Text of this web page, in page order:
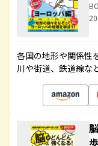
各国の地形や関係性
川や街道、鉄道線な